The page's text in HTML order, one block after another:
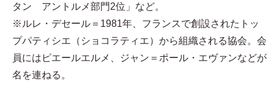
タン アントルメ部門2位」など。
※ルレ・デセール＝1981年、フランスで創設されたトッ
プパティシエ（ショコラティエ）から組織される協会。会
員にはピエールエルメ、ジャン＝ポール・エヴァンなどが
名を連ねる。